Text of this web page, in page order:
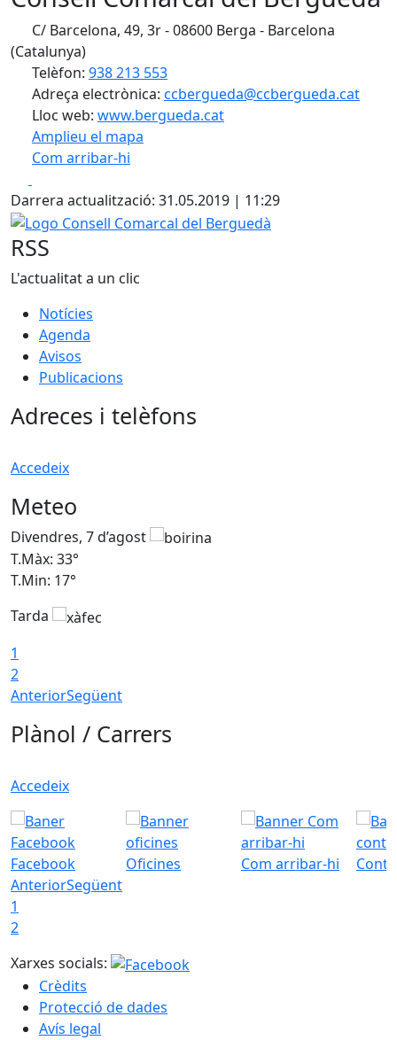
C/ Barcelona, 49, 3r - 08600 Berga - Barcelona
(Catalunya)
Telèfon: 938 213 553
Adreça electrònica: ccbergueda@ccbergueda.cat
Lloc web: www.bergueda.cat
Amplieu el mapa
Com arribar-hi
+
−
Darrera actualització: 31.05.2019 | 11:29
Logo Consell Comarcal del Berguedà
RSS
L'actualitat a un clic
Notícies
Agenda
Avisos
Publicacions
Adreces i telèfons
Accedeix
Meteo
Divendres, 7 d’agost
T.Màx: 33°
T.Min: 17°
Tarda
1
2
AnteriorSegüent
Plànol / Carrers
Accedeix
Facebook Oficines Com arribar-hi
AnteriorSegüent
1
2
Xarxes socials:
Crèdits
Protecció de dades
Avís legal